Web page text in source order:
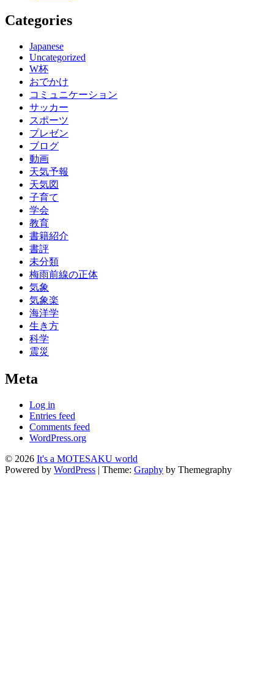
Categories
Japanese
Uncategorized
W杯
おでかけ
コミュニケーション
サッカー
スポーツ
プレゼン
ブログ
動画
天気予報
天気図
子育て
学会
教育
書籍紹介
書評
未分類
梅雨前線の正体
気象
気象楽
海洋学
生き方
科学
震災
Meta
Log in
Entries feed
Comments feed
WordPress.org
© 2026 It's a MOTESAKU world
Powered by WordPress | Theme: Graphy by Themegraphy